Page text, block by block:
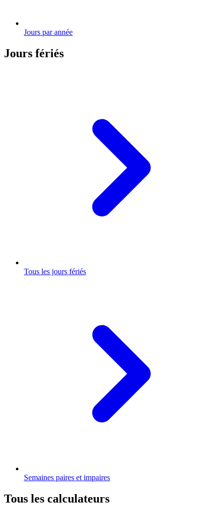
Jours par année
Jours fériés
Tous les jours fériés
Semaines paires et impaires
Tous les calculateurs